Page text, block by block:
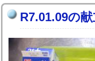
R7.01.09の